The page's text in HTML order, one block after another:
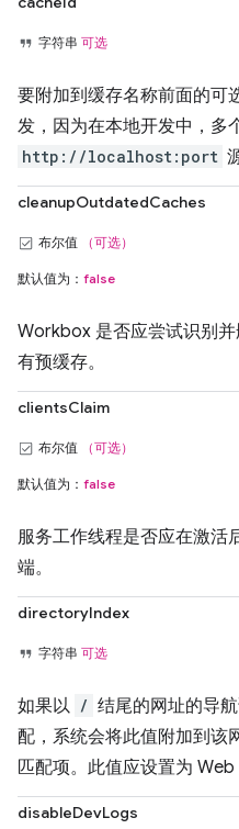
字符串 可选
要附加到缓存名称前面的可
发，因为在本地开发中，多
http://localhost:port
cleanupOutdatedCaches
布尔值 （可选）
默认值为： false
Workbox 是否应尝试识别
有预缓存。
clientsClaim
布尔值 （可选）
默认值为： false
服务工作线程是否应在激活
端。
directoryIndex
字符串 可选
如果以 / 结尾的网址的导
配，系统会将此值附加到该
匹配项。此值应设置为 Web
disableDevLogs